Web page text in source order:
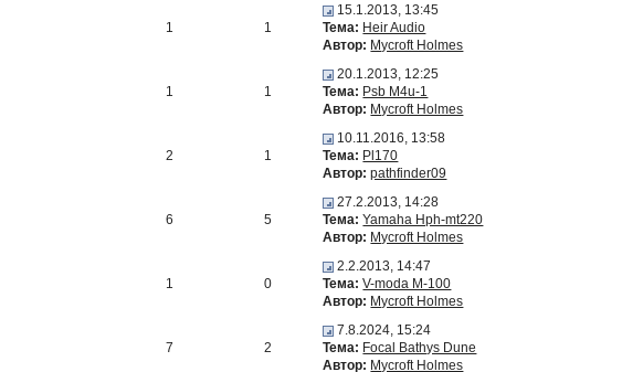
1 1
15.1.2013, 13:45
Тема: Heir Audio
Автор: Mycroft Holmes
1 1
20.1.2013, 12:25
Тема: Psb M4u-1
Автор: Mycroft Holmes
2 1
10.11.2016, 13:58
Тема: Pl170
Автор: pathfinder09
6 5
27.2.2013, 14:28
Тема: Yamaha Hph-mt220
Автор: Mycroft Holmes
1 0
2.2.2013, 14:47
Тема: V-moda M-100
Автор: Mycroft Holmes
7 2
7.8.2024, 15:24
Тема: Focal Bathys Dune
Автор: Mycroft Holmes